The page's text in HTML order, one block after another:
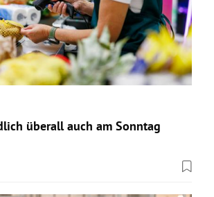
überall auch am Sonntag